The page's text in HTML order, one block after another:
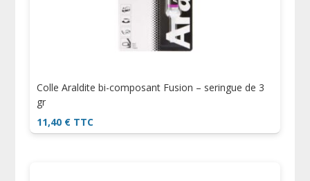
Colle Araldite bi-composant Fusion – seringue de 3
gr
11,40 € TTC